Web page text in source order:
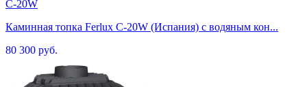
C-20W
Каминная топка Ferlux C-20W (Испания) с водяным кон...
80 300 руб.